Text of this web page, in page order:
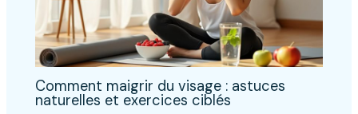
Comment maigrir du visage : astuces
naturelles et exercices ciblés